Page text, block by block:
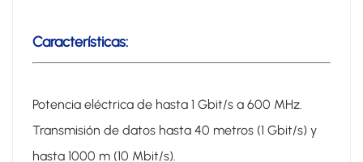
Características:
Potencia eléctrica de hasta 1 Gbit/s a 600 MHz.
Transmisión de datos hasta 40 metros (1 Gbit/s) y
hasta 1000 m (10 Mbit/s).